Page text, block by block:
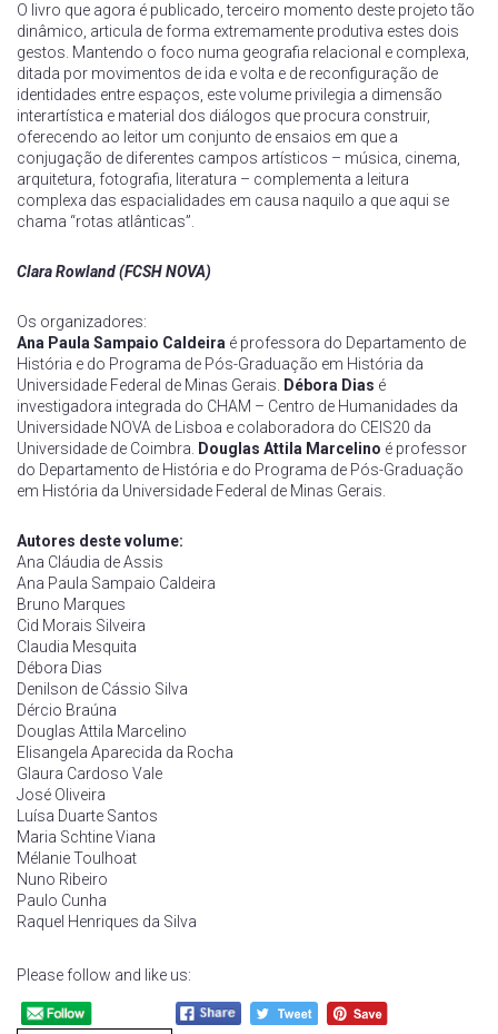
O livro que agora é publicado, terceiro momento deste projeto tão
dinâmico, articula de forma extremamente produtiva estes dois
gestos. Mantendo o foco numa geografia relacional e complexa,
ditada por movimentos de ida e volta e de reconfiguração de
identidades entre espaços, este volume privilegia a dimensão
interartística e material dos diálogos que procura construir,
oferecendo ao leitor um conjunto de ensaios em que a
conjugação de diferentes campos artísticos – música, cinema,
arquitetura, fotografia, literatura – complementa a leitura
complexa das espacialidades em causa naquilo a que aqui se
chama “rotas atlânticas”.
Clara Rowland (FCSH NOVA)
Os organizadores:
Ana Paula Sampaio Caldeira é professora do Departamento de
História e do Programa de Pós-Graduação em História da
Universidade Federal de Minas Gerais. Débora Dias é
investigadora integrada do CHAM – Centro de Humanidades da
Universidade NOVA de Lisboa e colaboradora do CEIS20 da
Universidade de Coimbra. Douglas Attila Marcelino é professor
do Departamento de História e do Programa de Pós-Graduação
em História da Universidade Federal de Minas Gerais.
Autores deste volume:
Ana Cláudia de Assis
Ana Paula Sampaio Caldeira
Bruno Marques
Cid Morais Silveira
Claudia Mesquita
Débora Dias
Denilson de Cássio Silva
Dércio Braúna
Douglas Attila Marcelino
Elisangela Aparecida da Rocha
Glaura Cardoso Vale
José Oliveira
Luísa Duarte Santos
Maria Schtine Viana
Mélanie Toulhoat
Nuno Ribeiro
Paulo Cunha
Raquel Henriques da Silva
Please follow and like us: